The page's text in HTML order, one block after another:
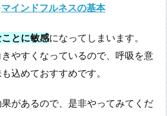
マインドフルネスの基本
とに敏感になってしまいます。
やすくなっているので、呼吸を意
込めておすすめです。
があるので、是非やってみてくだ